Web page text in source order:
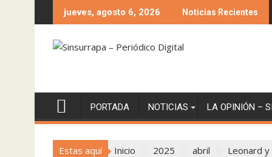
al
jueves, agosto 6, 2026 Noticias Recientes
PORTADA NOTICIAS LA OPINIÓN –
Estas aquí Inicio 2025 abril Leonard